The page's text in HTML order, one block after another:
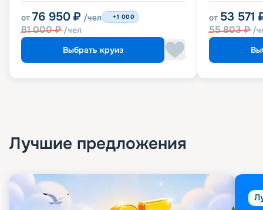
от 76 950 ₽ /чел
81 000₽ /чел
+1 000
Выбрать круиз
от 53 571
55 803₽ /
Лучшие предложения